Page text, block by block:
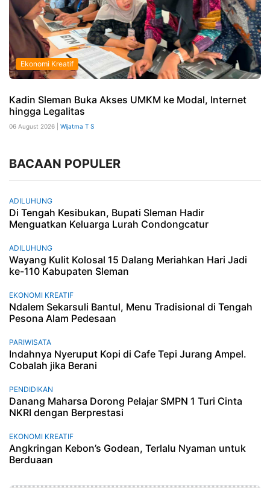
Ekonomi Kreatif
Kadin Sleman Buka Akses UMKM ke Modal, Internet
hingga Legalitas
06 August 2026 | Wijatma T S
BACAAN POPULER
ADILUHUNG
Di Tengah Kesibukan, Bupati Sleman Hadir
Menguatkan Keluarga Lurah Condongcatur
ADILUHUNG
Wayang Kulit Kolosal 15 Dalang Meriahkan Hari Jadi
ke-110 Kabupaten Sleman
EKONOMI KREATIF
Ndalem Sekarsuli Bantul, Menu Tradisional di Tengah
Pesona Alam Pedesaan
PARIWISATA
Indahnya Nyeruput Kopi di Cafe Tepi Jurang Ampel.
Cobalah jika Berani
PENDIDIKAN
Danang Maharsa Dorong Pelajar SMPN 1 Turi Cinta
NKRI dengan Berprestasi
EKONOMI KREATIF
Angkringan Kebon’s Godean, Terlalu Nyaman untuk
Berduaan